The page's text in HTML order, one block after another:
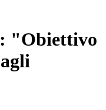
"Obiettivo